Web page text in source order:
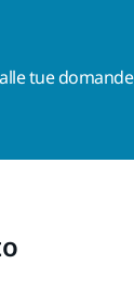
tue